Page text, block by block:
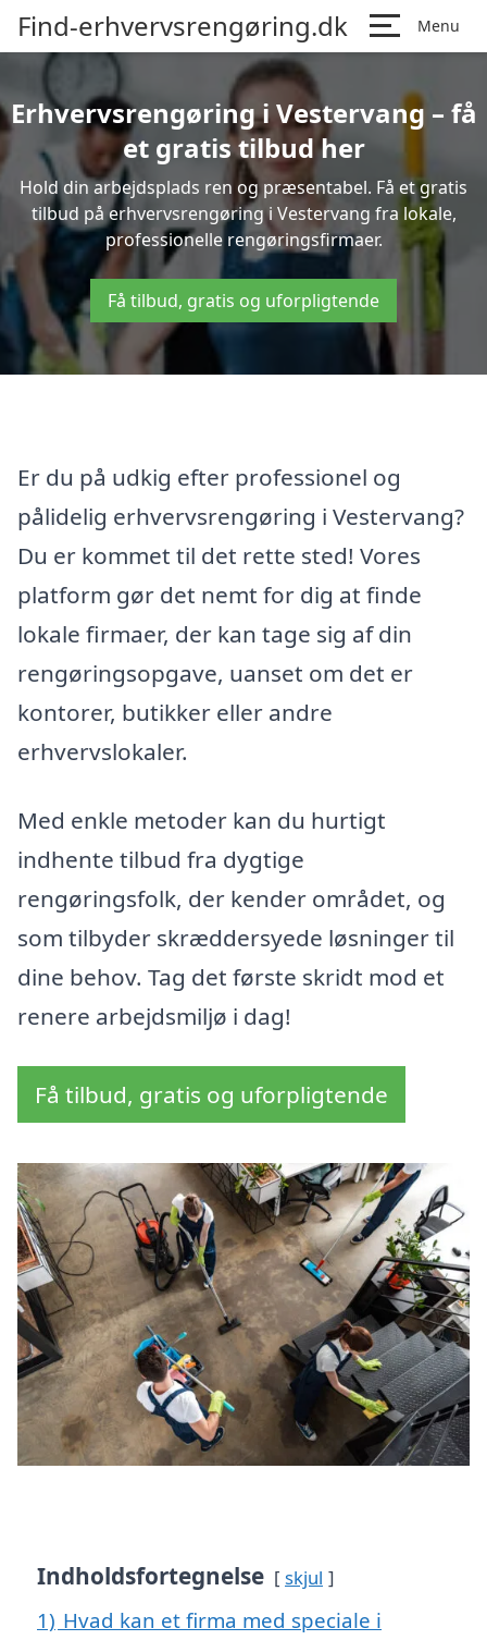
Find-erhvervsrengøring.dk Menu
Erhvervsrengøring i Vestervang – få
et gratis tilbud her
Hold din arbejdsplads ren og præsentabel. Få et gratis
tilbud på erhvervsrengøring i Vestervang fra lokale,
professionelle rengøringsfirmaer.
Få tilbud, gratis og uforpligtende
Er du på udkig efter professionel og
pålidelig erhvervsrengøring i Vestervang?
Du er kommet til det rette sted! Vores
platform gør det nemt for dig at finde
lokale firmaer, der kan tage sig af din
rengøringsopgave, uanset om det er
kontorer, butikker eller andre
erhvervslokaler.
Med enkle metoder kan du hurtigt
indhente tilbud fra dygtige
rengøringsfolk, der kender området, og
som tilbyder skræddersyede løsninger til
dine behov. Tag det første skridt mod et
renere arbejdsmiljø i dag!
Få tilbud, gratis og uforpligtende
Indholdsfortegnelse skjul
1) Hvad kan et firma med speciale i